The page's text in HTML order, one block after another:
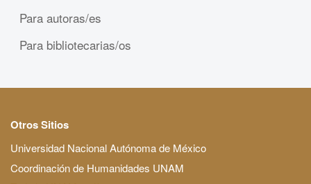
Para autoras/es
Para bibliotecarias/os
Otros Sitios
Universidad Nacional Autónoma de México
Coordinación de Humanidades UNAM